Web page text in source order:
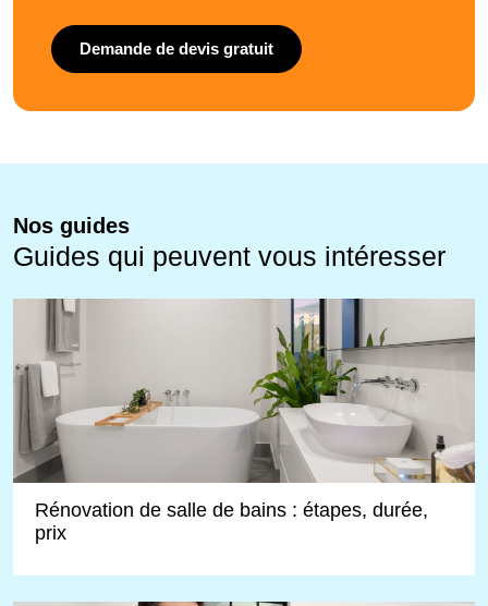
Demande de devis gratuit
Nos guides
Guides qui peuvent vous intéresser
Rénovation de salle de bains : étapes, durée,
prix